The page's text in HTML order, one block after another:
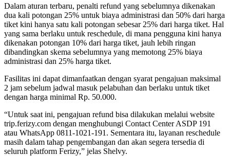
Dalam aturan terbaru, penalti refund yang sebelumnya dikenakan
dua kali potongan 25% untuk biaya administrasi dan 50% dari harga
tiket kini hanya satu kali potongan sebesar 25% dari harga tiket. Hal
yang sama berlaku untuk reschedule, di mana pengguna kini hanya
dikenakan potongan 10% dari harga tiket, jauh lebih ringan
dibandingkan skema sebelumnya yang memotong 25% biaya
administrasi dan 25% harga tiket.
Fasilitas ini dapat dimanfaatkan dengan syarat pengajuan maksimal
2 jam sebelum jadwal masuk pelabuhan dan berlaku untuk tiket
dengan harga minimal Rp. 50.000.
“Untuk saat ini, pengajuan refund bisa dilakukan melalui website
trip.ferizy.com dengan menghubungi Contact Center ASDP 191
atau WhatsApp 0811-1021-191. Sementara itu, layanan reschedule
masih dalam tahap pengembangan dan akan segera tersedia di
seluruh platform Ferizy,” jelas Shelvy.